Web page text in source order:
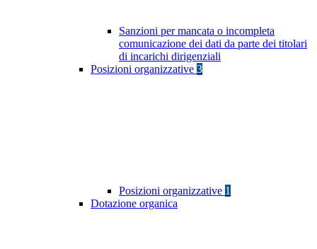
Sanzioni per mancata o incompleta
comunicazione dei dati da parte dei titolari
di incarichi dirigenziali
Posizioni organizzative 3
Posizioni organizzative 1
Dotazione organica